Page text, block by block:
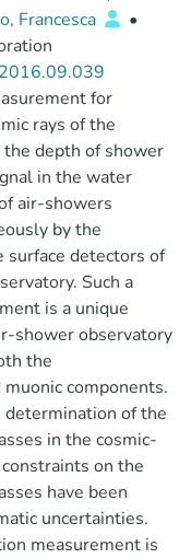
Francesca
•
for
rays of the
depth of shower
in the water
air-showers
by the
surface detectors of
Such a
is a unique
shower observatory
the
components.
determination of the
in the cosmic-
on the
have been
uncertainties.
measurement is